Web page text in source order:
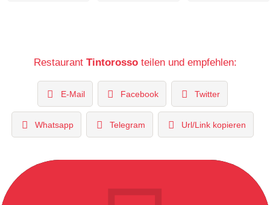
Restaurant Tintorossoteilen und empfehlen:
E-Mail Facebook Twitter
Whatsapp Telegram Url/Link kopieren